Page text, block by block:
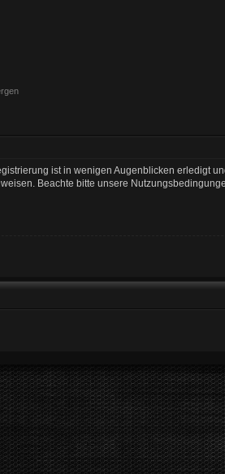
ist in wenigen Augenblicken erledigt
Beachte bitte unsere